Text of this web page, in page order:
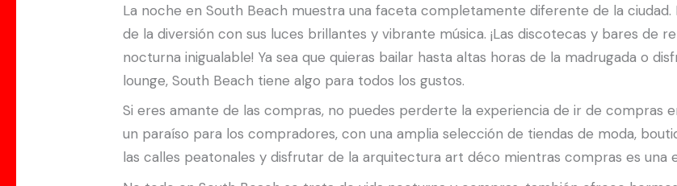
La noche en South Beach muestra una faceta completamente diferente de la
de la diversión con sus luces brillantes y vibrante música. ¡Las discotecas y bares de
nocturna inigualable! Ya sea que quieras bailar hasta altas horas de la madrugada o
lounge, South Beach tiene algo para todos los gustos.
Si eres amante de las compras, no puedes perderte la experiencia de ir de compras
un paraíso para los compradores, con una amplia selección de tiendas de moda,
las calles peatonales y disfrutar de la arquitectura art déco mientras compras es una